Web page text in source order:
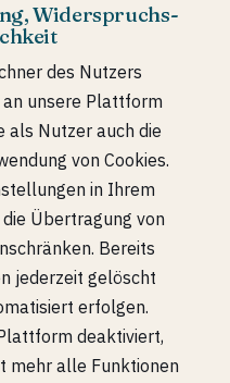
Widerspruchs-
des Nutzers
unsere Plattform
als Nutzer auch die
von Cookies.
in Ihrem
Übertragung von
Bereits
jederzeit gelöscht
erfolgen.
deaktiviert,
mehr alle Funktionen